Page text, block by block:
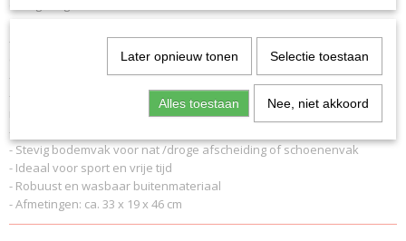
- Verstelbare schouderbanden en rugvulling zorgen voor het nodige
comfort - hoe vol je rugzak ook is
- Extra handvat
- Hoofdvak met dubbele ritssluiting in perfecte constructie voor
- Zak met rits aan de voorkant voor je benodigdheden
- Stevig bodemvak voor nat /droge afscheiding of schoenenvak
- Ideaal voor sport en vrije tijd
- Robuust en wasbaar buitenmateriaal
- Afmetingen: ca. 33 x 19 x 46 cm
Later opnieuw tonen Selectie toestaan
Alles toestaan Nee, niet akkoord